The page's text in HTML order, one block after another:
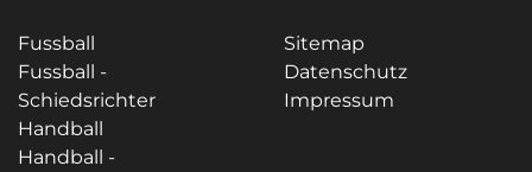
Fussball
Fussball -
Schiedsrichter
Handball
Handball -
Sitemap
Datenschutz
Impressum